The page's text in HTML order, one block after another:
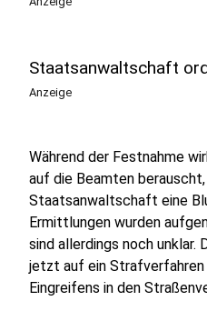
Staatsanwaltschaft
Anzeige
Während der Festnahme
auf die Beamten
Staatsanwaltschaft eine
Ermittlungen wurden
sind allerdings noch unklar.
jetzt auf ein
Eingreifens in den